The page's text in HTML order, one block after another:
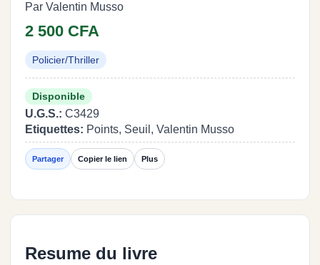
Par Valentin Musso
2 500 CFA
Policier/Thriller
Disponible
U.G.S.: C3429
Etiquettes: Points, Seuil, Valentin Musso
Partager Copier le lien Plus
Resume du livre